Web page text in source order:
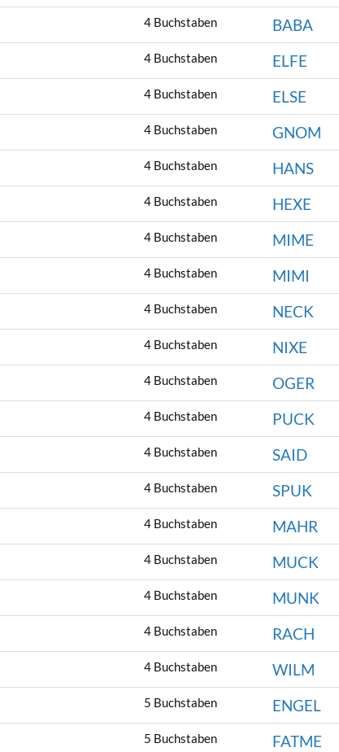
4 Buchstaben
BABA
4 Buchstaben
ELFE
4 Buchstaben
ELSE
4 Buchstaben
GNOM
4 Buchstaben
HANS
4 Buchstaben
HEXE
4 Buchstaben
MIME
4 Buchstaben
MIMI
4 Buchstaben
NECK
4 Buchstaben
NIXE
4 Buchstaben
OGER
4 Buchstaben
PUCK
4 Buchstaben
SAID
4 Buchstaben
SPUK
4 Buchstaben
MAHR
4 Buchstaben
MUCK
4 Buchstaben
MUNK
4 Buchstaben
RACH
4 Buchstaben
WILM
5 Buchstaben
ENGEL
5 Buchstaben
FATME